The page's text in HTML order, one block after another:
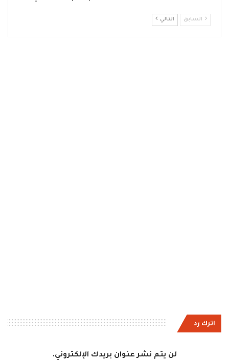
السابق التالي
اترك رد
لن يتم نشر عنوان بريدك الإلكتروني.